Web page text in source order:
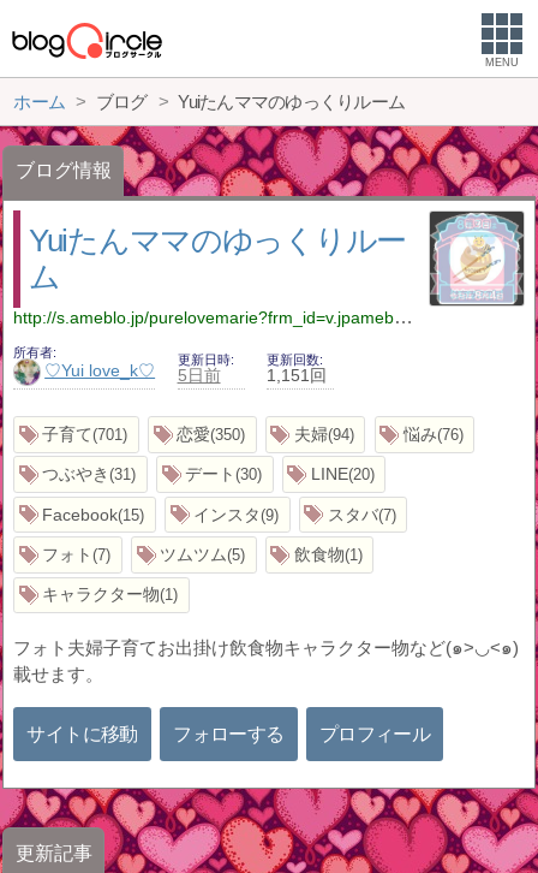
MENU
ホーム ブログ Yuiたんママのゆっくりルーム
ブログ情報
Yuiたんママのゆっくりルー
ム
http://s.ameblo.jp/purelovemarie?frm_id=v.jpameblo&device_id=3d2ae27b435a4a27a938aaf1d0653fe0
所有者
♡Yui love_k♡
更新日時
5日前
更新回数
1,151回
子育て 701 恋愛 350 夫婦 94 悩み 76
つぶやき 31 デート 30 LINE 20
Facebook 15 インスタ 9 スタバ 7
フォト 7 ツムツム 5 飲食物 1
キャラクター物 1
フォト夫婦子育てお出掛け飲食物キャラクター物など(๑>◡<๑)
載せます。
サイトに移動 フォローする プロフィール
更新記事